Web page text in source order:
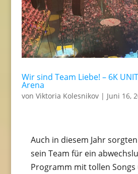
Wir sind Team Liebe! – 6K
Arena
von Viktoria Kolesnikov| Juni 16,
Auch in diesem Jahr
sein Team für ein
Programm mit tollen Songs